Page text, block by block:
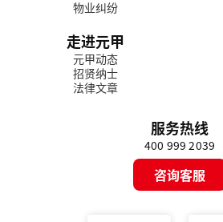
物业纠纷
走进元甲
元甲动态
招贤纳士
法律文章
服务热线
400 999 2039
咨询客服